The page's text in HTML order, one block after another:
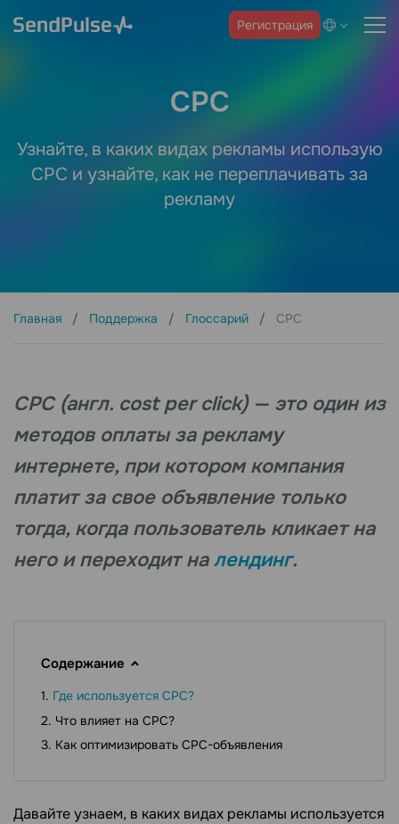
Регистрация
CPC
Узнайте, в каких видах рекламы использую
CPC и узнайте, как не переплачивать за
рекламу
Главная Поддержка Глоссарий CPC
CPC (англ. cost per click) — это один из
методов оплаты за рекламу
интернете, при котором компания
платит за свое объявление только
тогда, когда пользователь кликает на
него и переходит налендинг.
Содержание
Где используется CPC?
Что влияет на CPC?
Как оптимизировать СPC-объявления
Давайте узнаем, в каких видах рекламы используется